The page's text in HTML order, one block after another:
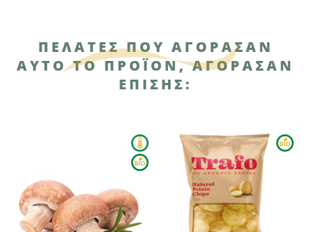
ΠΕΛΆΤΕΣ ΠΟΥ ΑΓΌΡΑΣΑΝ
ΑΥΤΌ ΤΟ ΠΡΟΪΌΝ, ΑΓΌΡΑΣΑΝ
ΕΠΊΣΗΣ: